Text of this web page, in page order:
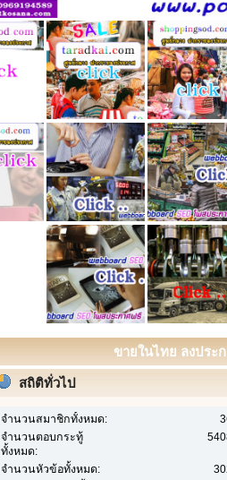
ขายในไทย ลงประ
สถิติทั่วไป
จำนวนสมาชิกทั้งหมด:
จำนวนตอบกระทู้
ทั้งหมด:
จำนวนหัวข้อทั้งหมด: